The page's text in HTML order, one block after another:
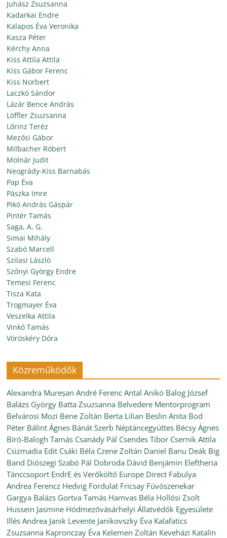
Juhász Zsuzsanna
Kadarkai Endre
Kalapos Éva Veronika
Kasza Péter
Kérchy Anna
Kiss Attila Attila
Kiss Gábor Ferenc
Kiss Norbert
Laczkó Sándor
Lázár Bence András
Löffler Zsuzsanna
Lőrinz Teréz
Mezősi Gábor
Milbacher Róbert
Molnár Judit
Neogrády-Kiss Barnabás
Pap Éva
Pászka Imre
Pikó András Gáspár
Pintér Tamás
Saga, A. G.
Simai Mihály
Szabó Marcell
Szilasi László
Szőnyi György Endre
Temesi Ferenc
Tisza Kata
Trogmayer Éva
Veszelka Attila
Vinkó Tamás
Vöröskéry Dóra
Közreműködők
Alexandra Mureșan André Ferenc Antal Anikó Balog József
Balázs György Batta Zsuzsanna Belvedere Mentorprogram
Belvárosi Mozi Bene Zoltán Berta Lilian Beslin Anita Bod
Péter Bálint Ágnes Bánát Szerb Néptáncegyüttes Bécsy Ágnes
Bíró-Balogh Tamás Csanády Pál Csendes Tibor Csernik Attila
Csizmadia Edit Csáki Béla Czene Zoltán Daniel Banu Deák Big
Band Diószegi Szabó Pál Dobroda Dávid Benjámin Eleftheria
Tánccsoport EndrE és Verőköltő Europe Direct Fabulya
Andrea Ferencz Hedvig Fordulat Fricsay Fúvószenekar
Gargya Balázs Gortva Tamás Hamvas Béla Hollósi Zsolt
Hussein Jasmine Hódmezővásárhelyi Állatvédők Egyesülete
Illés Andrea Janik Levente Janikovszky Éva Kalafatics
Zsuzsanna Kapronczay Éva Kelemen Zoltán Keveházi Katalin